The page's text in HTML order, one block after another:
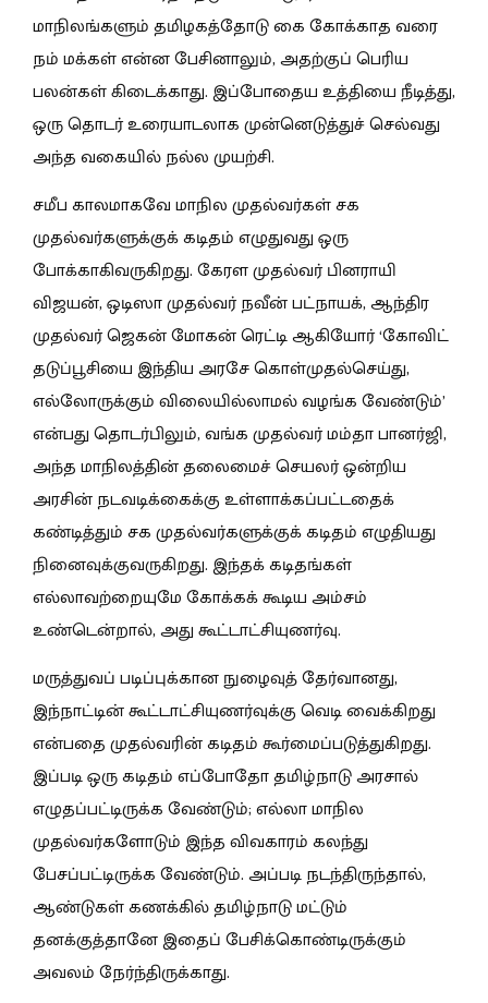
மாநிலங்களும் தமிழகத்தோடு கை கோக்காத வரை
நம் மக்கள் என்ன பேசினாலும், அதற்குப் பெரிய
பலன்கள் கிடைக்காது. இப்போதைய உத்தியை நீடித்து,
ஒரு தொடர் உரையாடலாக முன்னெடுத்துச் செல்வது
அந்த வகையில் நல்ல முயற்சி.
சமீப காலமாகவே மாநில முதல்வர்கள் சக
முதல்வர்களுக்குக் கடிதம் எழுதுவது ஒரு
போக்காகிவருகிறது. கேரள முதல்வர் பினராயி
விஜயன், ஒடிஸா முதல்வர் நவீன் பட்நாயக், ஆந்திர
முதல்வர் ஜெகன் மோகன் ரெட்டி ஆகியோர் ‘கோவிட்
தடுப்பூசியை இந்திய அரசே கொள்முதல்செய்து,
எல்லோருக்கும் விலையில்லாமல் வழங்க வேண்டும்’
என்பது தொடர்பிலும், வங்க முதல்வர் மம்தா பானர்ஜி,
அந்த மாநிலத்தின் தலைமைச் செயலர் ஒன்றிய
அரசின் நடவடிக்கைக்கு உள்ளாக்கப்பட்டதைக்
கண்டித்தும் சக முதல்வர்களுக்குக் கடிதம் எழுதியது
நினைவுக்குவருகிறது. இந்தக் கடிதங்கள்
எல்லாவற்றையுமே கோக்கக் கூடிய அம்சம்
உண்டென்றால், அது கூட்டாட்சியுணர்வு.
மருத்துவப் படிப்புக்கான நுழைவுத் தேர்வானது,
இந்நாட்டின் கூட்டாட்சியுணர்வுக்கு வெடி வைக்கிறது
என்பதை முதல்வரின் கடிதம் கூர்மைப்படுத்துகிறது.
இப்படி ஒரு கடிதம் எப்போதோ தமிழ்நாடு அரசால்
எழுதப்பட்டிருக்க வேண்டும்; எல்லா மாநில
முதல்வர்களோடும் இந்த விவகாரம் கலந்து
பேசப்பட்டிருக்க வேண்டும். அப்படி நடந்திருந்தால்,
ஆண்டுகள் கணக்கில் தமிழ்நாடு மட்டும்
தனக்குத்தானே இதைப் பேசிக்கொண்டிருக்கும்
அவலம் நேர்ந்திருக்காது.